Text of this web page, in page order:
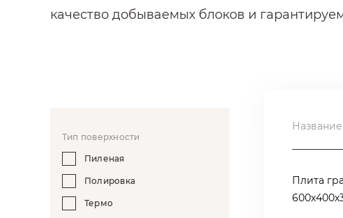
качество добываемых блоков и
Где мы применяли серый Сибирский
Сибирский гранит это мелкозернистый
Сибирского гранита в полированных
Тип поверхности
Пиленая
Полировка
Термо
Название
Плита